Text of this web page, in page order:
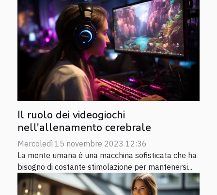
Il ruolo dei videogiochi
nell'allenamento cerebrale
Mercoledì 15 novembre 2023 12:36
La mente umana è una macchina sofisticata che ha
bisogno di costante stimolazione per mantenersi...